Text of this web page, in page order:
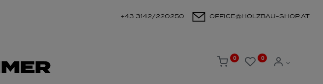
+43 3142/220250 OFFICE@HOLZBAU-SHOP.AT
0 0